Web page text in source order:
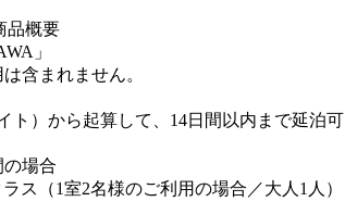
品概要
含まれません。
）から起算して、14日間以内まで延泊可
場合
ス（1室2名様のご利用の場合／大人1人）